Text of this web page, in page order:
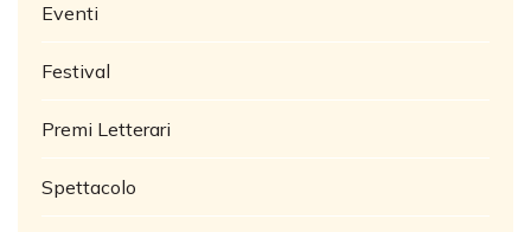
Eventi
Festival
Premi Letterari
Spettacolo